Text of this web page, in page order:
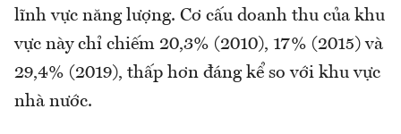
lĩnh vực năng lượng. Cơ cấu doanh thu của khu
vực này chỉ chiếm 20,3% (2010), 17% (2015) và
29,4% (2019), thấp hơn đáng kể so với khu vực
nhà nước.